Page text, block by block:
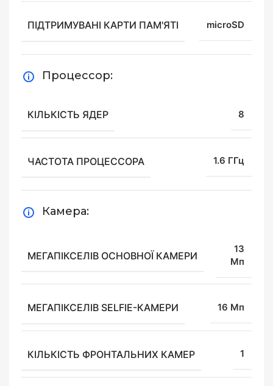
ПІДТРИМУВАНІ КАРТИ ПАМ'ЯТІ microSD
Процессор:
КІЛЬКІСТЬ ЯДЕР 8
ЧАСТОТА ПРОЦЕССОРА 1.6 ГГц
Камера:
МЕГАПІКСЕЛІВ ОСНОВНОЇ КАМЕРИ
13
Мп
МЕГАПІКСЕЛІВ SELFIE-КАМЕРИ 16 Мп
КІЛЬКІСТЬ ФРОНТАЛЬНИХ КАМЕР 1